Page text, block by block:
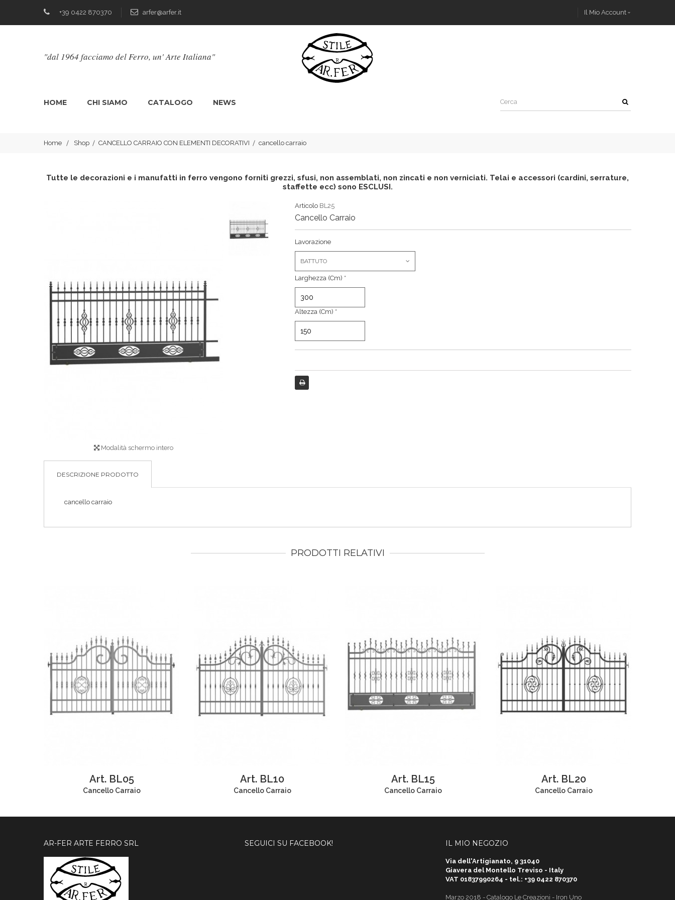
+39 0422 870370 arfer@arfer.it Il Mio Account
"dal 1964 facciamo del Ferro, un' Arte Italiana"
HOME CHI SIAMO CATALOGO NEWS
Home Shop CANCELLO CARRAIO CON ELEMENTI DECORATIVI cancello carraio
Tutte le decorazioni e i manufatti in ferro vengono forniti grezzi, sfusi, non assemblati, non zincati e non verniciati. Telai e accessori (cardini, serrature,
staffette ecc) sono ESCLUSI.
Modalità schermo intero
Articolo BL25
Cancello Carraio
Lavorazione
BATTUTO
Larghezza (cm) *
Altezza (cm) *
DESCRIZIONE PRODOTTO
cancello carraio
PRODOTTI RELATIVI
Art. BL05
Cancello Carraio
Art. BL10
Cancello Carraio
Art. BL15
Cancello Carraio
Art. BL20
Cancello Carraio
AR-FER ARTE FERRO SRL SEGUICI SU FACEBOOK! IL MIO NEGOZIO
Via dell'Artigianato, 9 31040
Giavera del Montello Treviso - Italy
VAT 01837990264 - tel.: +39 0422 870370
Marzo 2018 - Catalogo Le Creazioni - Iron Uno